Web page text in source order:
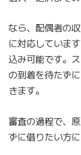
なら、配偶者の
に対応していま
込み可能です。
の到着を待たず
きます。
審査の過程で、
ずに借りたい方